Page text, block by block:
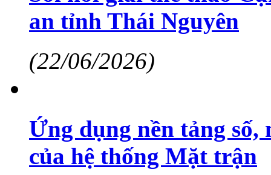
an tỉnh Thái Nguyên
(22/06/2026)
Ứng dụng nền tảng số,
của hệ thống Mặt trận